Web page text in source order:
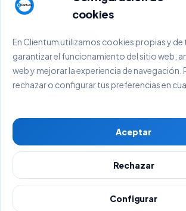
cookies
En Clientum utilizamos cookies propias y de
garantizar el funcionamiento del sitio web,
web y mejorar la experiencia de navegación.
rechazar o configurar tus preferencias en
Aceptar
Rechazar
Configurar
Contacto
Empresa y legal
Sobre Clientum
Sobre BlackHold Consulting
Política de Privacidad
© 2026 Clientum. Todos los derechos